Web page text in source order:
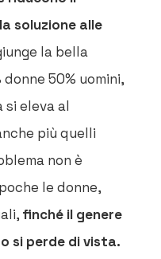
soluzione alle
la bella
50% uomini,
eleva al
più quelli
non è
le donne,
finché il genere
si perde di vista.